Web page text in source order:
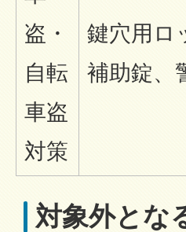
盗・
自転
車盗
対策
鍵穴用ロ
補助錠
対象外とな